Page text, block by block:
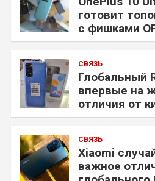
готовит
с фишками
СВЯЗЬ
Глобальный
впервые на
отличия от
СВЯЗЬ
Xiaomi
важное